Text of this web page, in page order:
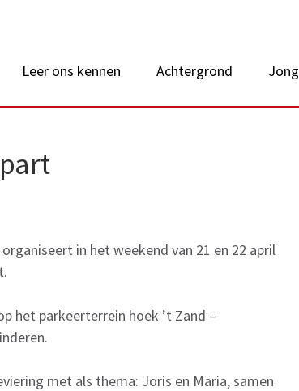
Nederland
Leer ons kennen Achtergrond Jong
in het weekend van 21 en 22 april
het parkeerterrein hoek ’t Zand –
met als thema: Joris en Maria, samen